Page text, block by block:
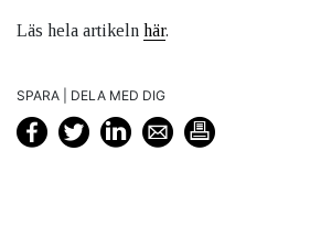
Läs hela artikeln här.
SPARA | DELA MED DIG